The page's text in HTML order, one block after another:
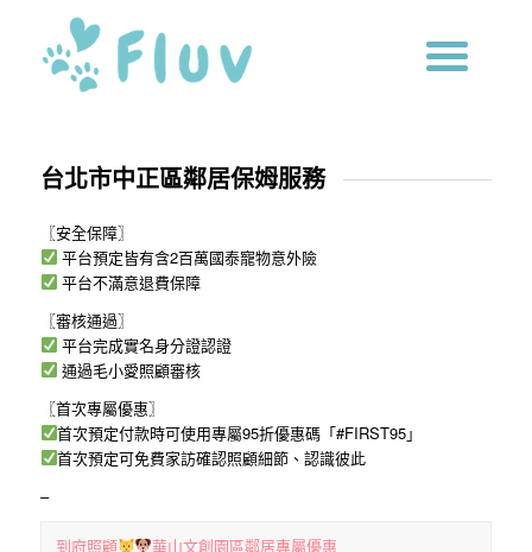
台北市中正區鄰居保姆服務
〖安全保障〗
平台預定皆有含2百萬國泰寵物意外險
平台不滿意退費保障
〖審核通過〗
平台完成實名身分證認證
通過毛小愛照顧審核
〖首次專屬優惠〗
首次預定付款時可使用專屬95折優惠碼「#FIRST95」
首次預定可免費家訪確認照顧細節、認識彼此
–
到府照顧 華山文創園區鄰居專屬優惠